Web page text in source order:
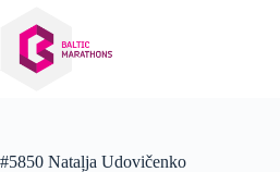
saturu
#5850 Nataļja Udovičenko